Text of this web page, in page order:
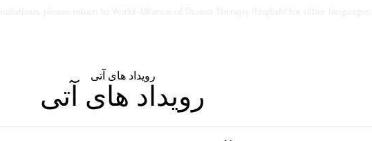
please return to World Alliance of Drama Therapy (English) for other languages.
رویداد های آتی
رویداد های آتی